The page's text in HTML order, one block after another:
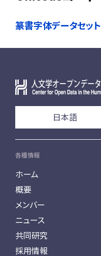
篆書字体データセット
日本語
各種情報
ホーム
概要
メンバー
ニュース
共同研究
採用情報